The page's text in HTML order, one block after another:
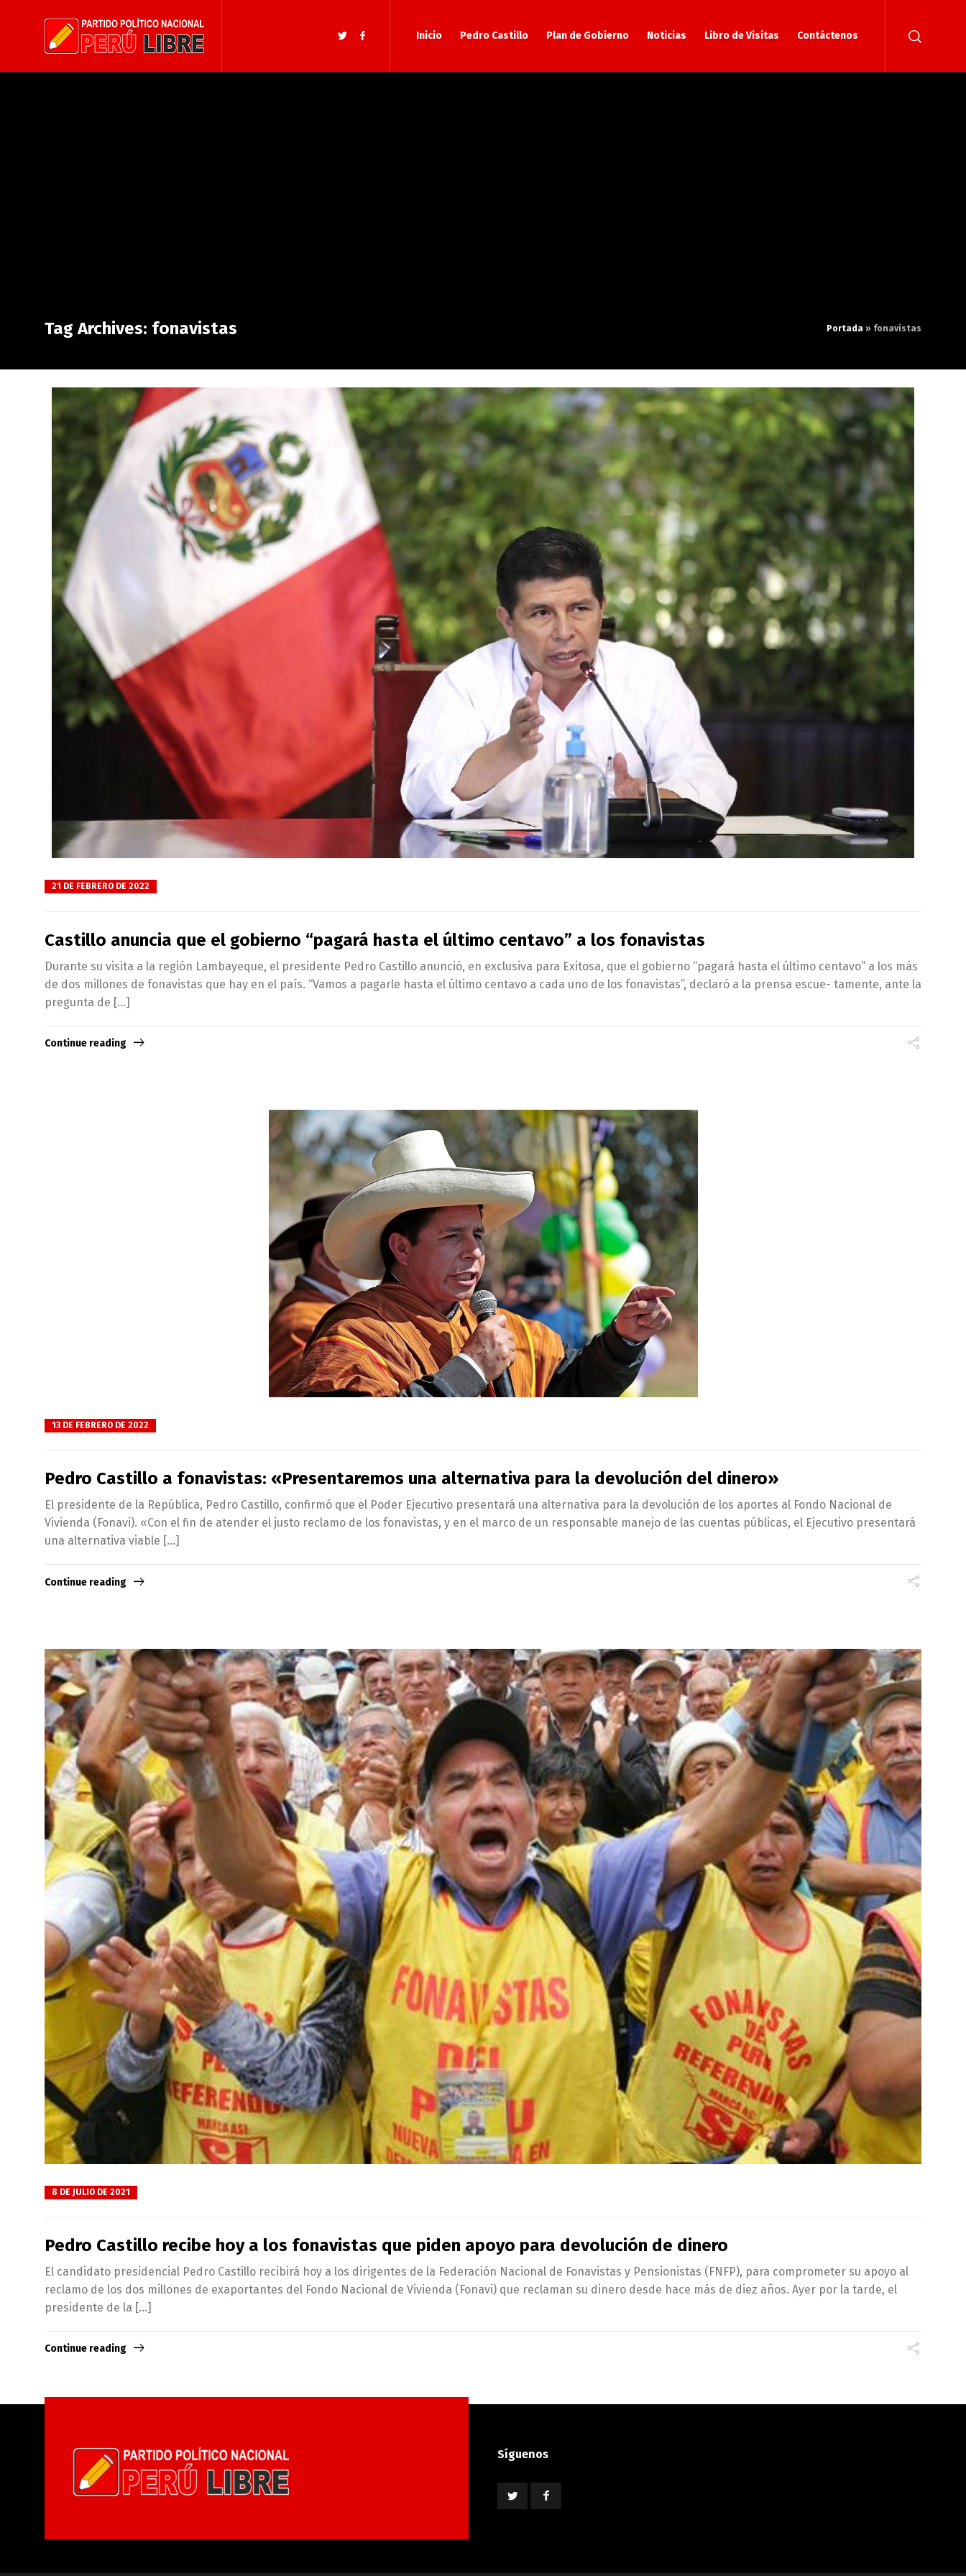
Inicio Pedro Castillo Plan de Gobierno Noticias Libro de Visitas Contáctenos
Tag Archives: fonavistas Portada » fonavistas
21 DE FEBRERO DE 2022
Castillo anuncia que el gobierno “pagará hasta el último centavo” a los fonavistas
Durante su visita a la región Lambayeque, el presidente Pedro Castillo anunció, en exclusiva para Exitosa, que el gobierno “pagará hasta el último centavo” a los más
de dos millones de fonavistas que hay en el país. “Vamos a pagarle hasta el último centavo a cada uno de los fonavistas”, declaró a la prensa escue- tamente, ante la
pregunta de […]
Continue reading
13 DE FEBRERO DE 2022
Pedro Castillo a fonavistas: «Presentaremos una alternativa para la devolución del dinero»
El presidente de la República, Pedro Castillo, confirmó que el Poder Ejecutivo presentará una alternativa para la devolución de los aportes al Fondo Nacional de
Vivienda (Fonavi). «Con el fin de atender el justo reclamo de los fonavistas, y en el marco de un responsable manejo de las cuentas públicas, el Ejecutivo presentará
una alternativa viable […]
Continue reading
8 DE JULIO DE 2021
Pedro Castillo recibe hoy a los fonavistas que piden apoyo para devolución de dinero
El candidato presidencial Pedro Castillo recibirá hoy a los dirigentes de la Federación Nacional de Fonavistas y Pensionistas (FNFP), para comprometer su apoyo al
reclamo de los dos millones de exaportantes del Fondo Nacional de Vivienda (Fonavi) que reclaman su dinero desde hace más de diez años. Ayer por la tarde, el
presidente de la […]
Continue reading
Síguenos